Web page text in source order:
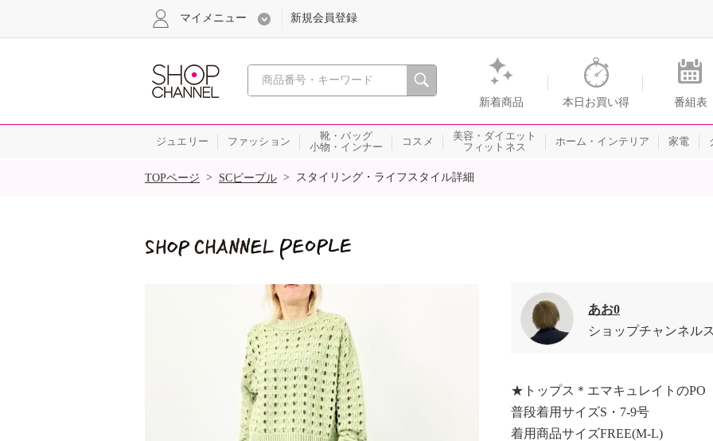
心おどる、瞬間を。通販・テレビショッピングのショップチャンネル
新着商品 本日お買い得 番組表
マイメニュー 新規会員登録
ジュエリー ファッション
靴・バッグ
小物・インナー
コスメ
美容・ダイエット
フィットネス
ホーム・インテリア 家電
SALE
TOPページ > SCピープル > スタイリング・ライフスタイル詳細
あお0
ショップチャンネル
★トップス＊エマキュレイトのPO
普段着用サイズS・7-9号
着用商品サイズFREE(M-L)